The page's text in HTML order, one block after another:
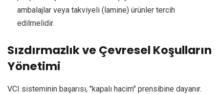
ambalajlar veya takviyeli (lamine) ürünler tercih
edilmelidir.
Sızdırmazlık ve Çevresel Koşulların
Yönetimi
VCI sisteminin başarısı, "kapalı hacim" prensibine dayanır.